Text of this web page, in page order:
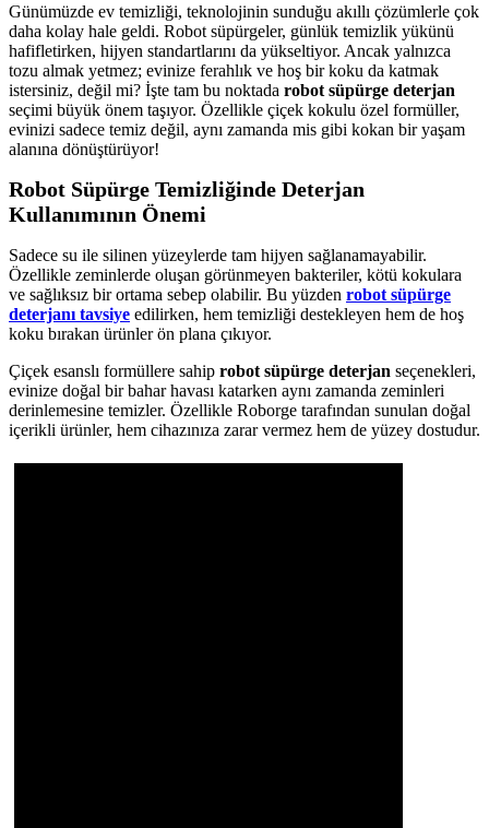
Günümüzde ev temizliği, teknolojinin sunduğu akıllı çözümlerle çok
daha kolay hale geldi. Robot süpürgeler, günlük temizlik yükünü
hafifletirken, hijyen standartlarını da yükseltiyor. Ancak yalnızca
tozu almak yetmez; evinize ferahlık ve hoş bir koku da katmak
istersiniz, değil mi? İşte tam bu noktada robot süpürge deterjan
seçimi büyük önem taşıyor. Özellikle çiçek kokulu özel formüller,
evinizi sadece temiz değil, aynı zamanda mis gibi kokan bir yaşam
alanına dönüştürüyor!
Robot Süpürge Temizliğinde Deterjan
Kullanımının Önemi
Sadece su ile silinen yüzeylerde tam hijyen sağlanamayabilir.
Özellikle zeminlerde oluşan görünmeyen bakteriler, kötü kokulara
ve sağlıksız bir ortama sebep olabilir. Bu yüzden robot süpürge
deterjanı tavsiye edilirken, hem temizliği destekleyen hem de hoş
koku bırakan ürünler ön plana çıkıyor.
Çiçek esanslı formüllere sahip robot süpürge deterjan seçenekleri,
evinize doğal bir bahar havası katarken aynı zamanda zeminleri
derinlemesine temizler. Özellikle Roborge tarafından sunulan doğal
içerikli ürünler, hem cihazınıza zarar vermez hem de yüzey dostudur.